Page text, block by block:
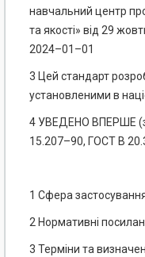
навчальний центр
та якості» від 29
2024–01–01
3 Цей стандарт
установленими в
4 УВЕДЕНО ВПЕРШЕ
15.207–90, ГОСТ В
1 Сфера
2 Нормативні
3 Терміни та